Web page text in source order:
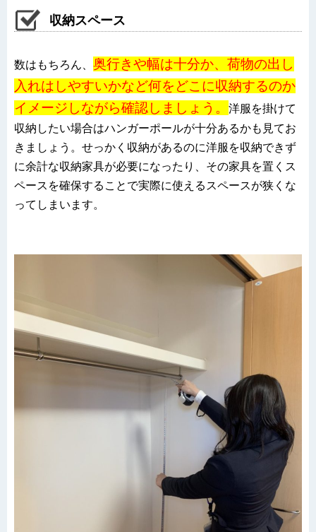
収納スペース
数はもちろん、 奥行きや幅は十分か、荷物の出し
入れはしやすいかなど何をどこに収納するのか
イメージしながら確認しましょう。
洋服を掛けて
収納したい場合はハンガーポールが十分あるかも見てお
きましょう。せっかく収納があるのに洋服を収納できず
に余計な収納家具が必要になったり、その家具を置くス
ペースを確保することで実際に使えるスペースが狭くな
ってしまいます。